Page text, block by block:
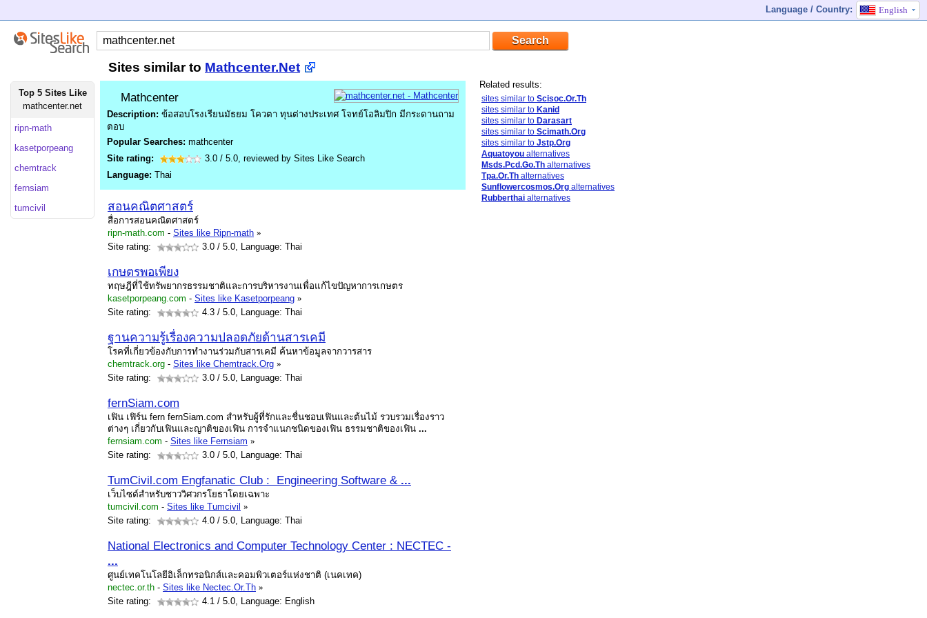
Language / Country: English
Sites similar to Mathcenter.Net
Top 5 Sites Like
mathcenter.net
ripn-math
kasetporpeang
chemtrack
fernsiam
tumcivil
Mathcenter
Description: ข้อสอบโรงเรียนมัธยม โควตา ทุนต่างประเทศ โจทย์โอลิมปิก มีกระดานถาม
ตอบ
Popular Searches: mathcenter
Site rating:
3.0 / 5.0, reviewed by Sites Like Search
Language: Thai
สอนคณิตศาสตร์
สื่อการสอนคณิตศาสตร์
ripn-math.com - Sites like Ripn-math »
Site rating:
3.0 / 5.0, Language: Thai
เกษตรพอเพียง
ทฤษฎีที่ใช้ทรัพยากรธรรมชาติและการบริหารงานเพื่อแก้ไขปัญหาการเกษตร
kasetporpeang.com - Sites like Kasetporpeang »
Site rating:
4.3 / 5.0, Language: Thai
ฐานความรู้เรื่องความปลอดภัยด้านสารเคมี
โรคที่เกี่ยวข้องกับการทำงานร่วมกับสารเคมี ค้นหาข้อมูลจากวารสาร
chemtrack.org - Sites like Chemtrack.Org »
Site rating:
3.0 / 5.0, Language: Thai
fernSiam.com
เฟิน เฟิร์น fern fernSiam.com สำหรับผู้ที่รักและชื่นชอบเฟินและต้นไม้ รวบรวมเรื่องราว
ต่างๆ เกี่ยวกับเฟินและญาติของเฟิน การจำแนกชนิดของเฟิน ธรรมชาติของเฟิน ...
fernsiam.com - Sites like Fernsiam »
Site rating:
3.0 / 5.0, Language: Thai
TumCivil.com Engfanatic Club : Engineering Software & ...
เว็บไซต์สำหรับชาววิศวกรโยธาโดยเฉพาะ
tumcivil.com - Sites like Tumcivil »
Site rating:
4.0 / 5.0, Language: Thai
National Electronics and Computer Technology Center : NECTEC -
...
ศูนย์เทคโนโลยีอิเล็กทรอนิกส์และคอมพิวเตอร์แห่งชาติ (เนคเทค)
nectec.or.th - Sites like Nectec.Or.Th »
Site rating:
4.1 / 5.0, Language: English
Related results:
sites similar to Scisoc.Or.Th
sites similar to Kanid
sites similar to Darasart
sites similar to Scimath.Org
sites similar to Jstp.Org
Aquatoyou alternatives
Msds.Pcd.Go.Th alternatives
Tpa.Or.Th alternatives
Sunflowercosmos.Org alternatives
Rubberthai alternatives